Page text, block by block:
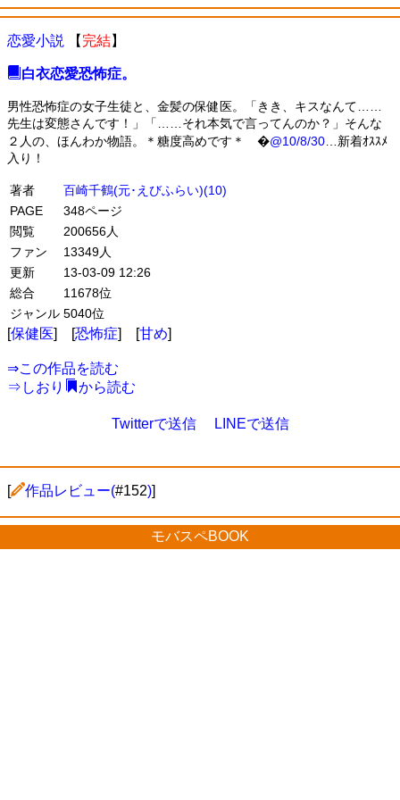
恋愛小説 【 完結】
白衣恋愛恐怖症。
男性恐怖症の女子生徒と、金髪の保健医。「きき、キスなんて……
先生は変態さんです！」「……それ本気で言ってんのか？」そんな
２人の、ほんわか物語。＊糖度高めです＊ �@10/8/30 …新着ｵｽｽﾒ
入り！
著者
百崎千鶴(元･えびふらい)(10)
PAGE
348ページ
閲覧
200656人
ファン
13349人
更新
13-03-09 12:26
総合
11678位
ジャンル 5040位
[保健医] [恐怖症] [甘め]
⇒この作品を読む
⇒ しおり から読む
Twitterで送信 LINEで送信
[ 作品レビュー(#152)]
モバスペBOOK